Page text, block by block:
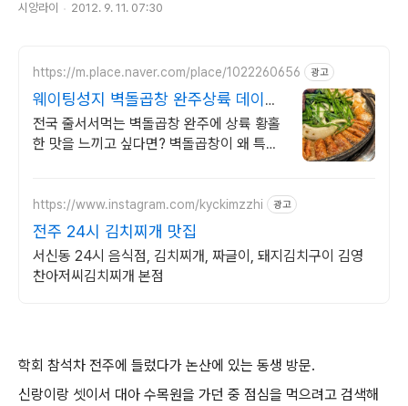
시앙라이 2012. 9. 11. 07:30
https://m.place.naver.com/place/1022260656 광고
웨이팅성지 벽돌곱창 완주상륙 데이트
및 회식 맛집
전국 줄서서먹는 벽돌곱창 완주에 상륙 황홀
한 맛을 느끼고 싶다면? 벽돌곱창이 왜 특별
https://www.instagram.com/kyckimzzhi 광고
전주 24시 김치찌개 맛집
서신동 24시 음식점, 김치찌개, 짜글이, 돼지김치구이 김영
찬아저씨김치찌개 본점
학회 참석차 전주에 들렀다가 논산에 있는 동생 방문.
신랑이랑 셋이서 대아 수목원을 가던 중 점심을 먹으려고 검색해